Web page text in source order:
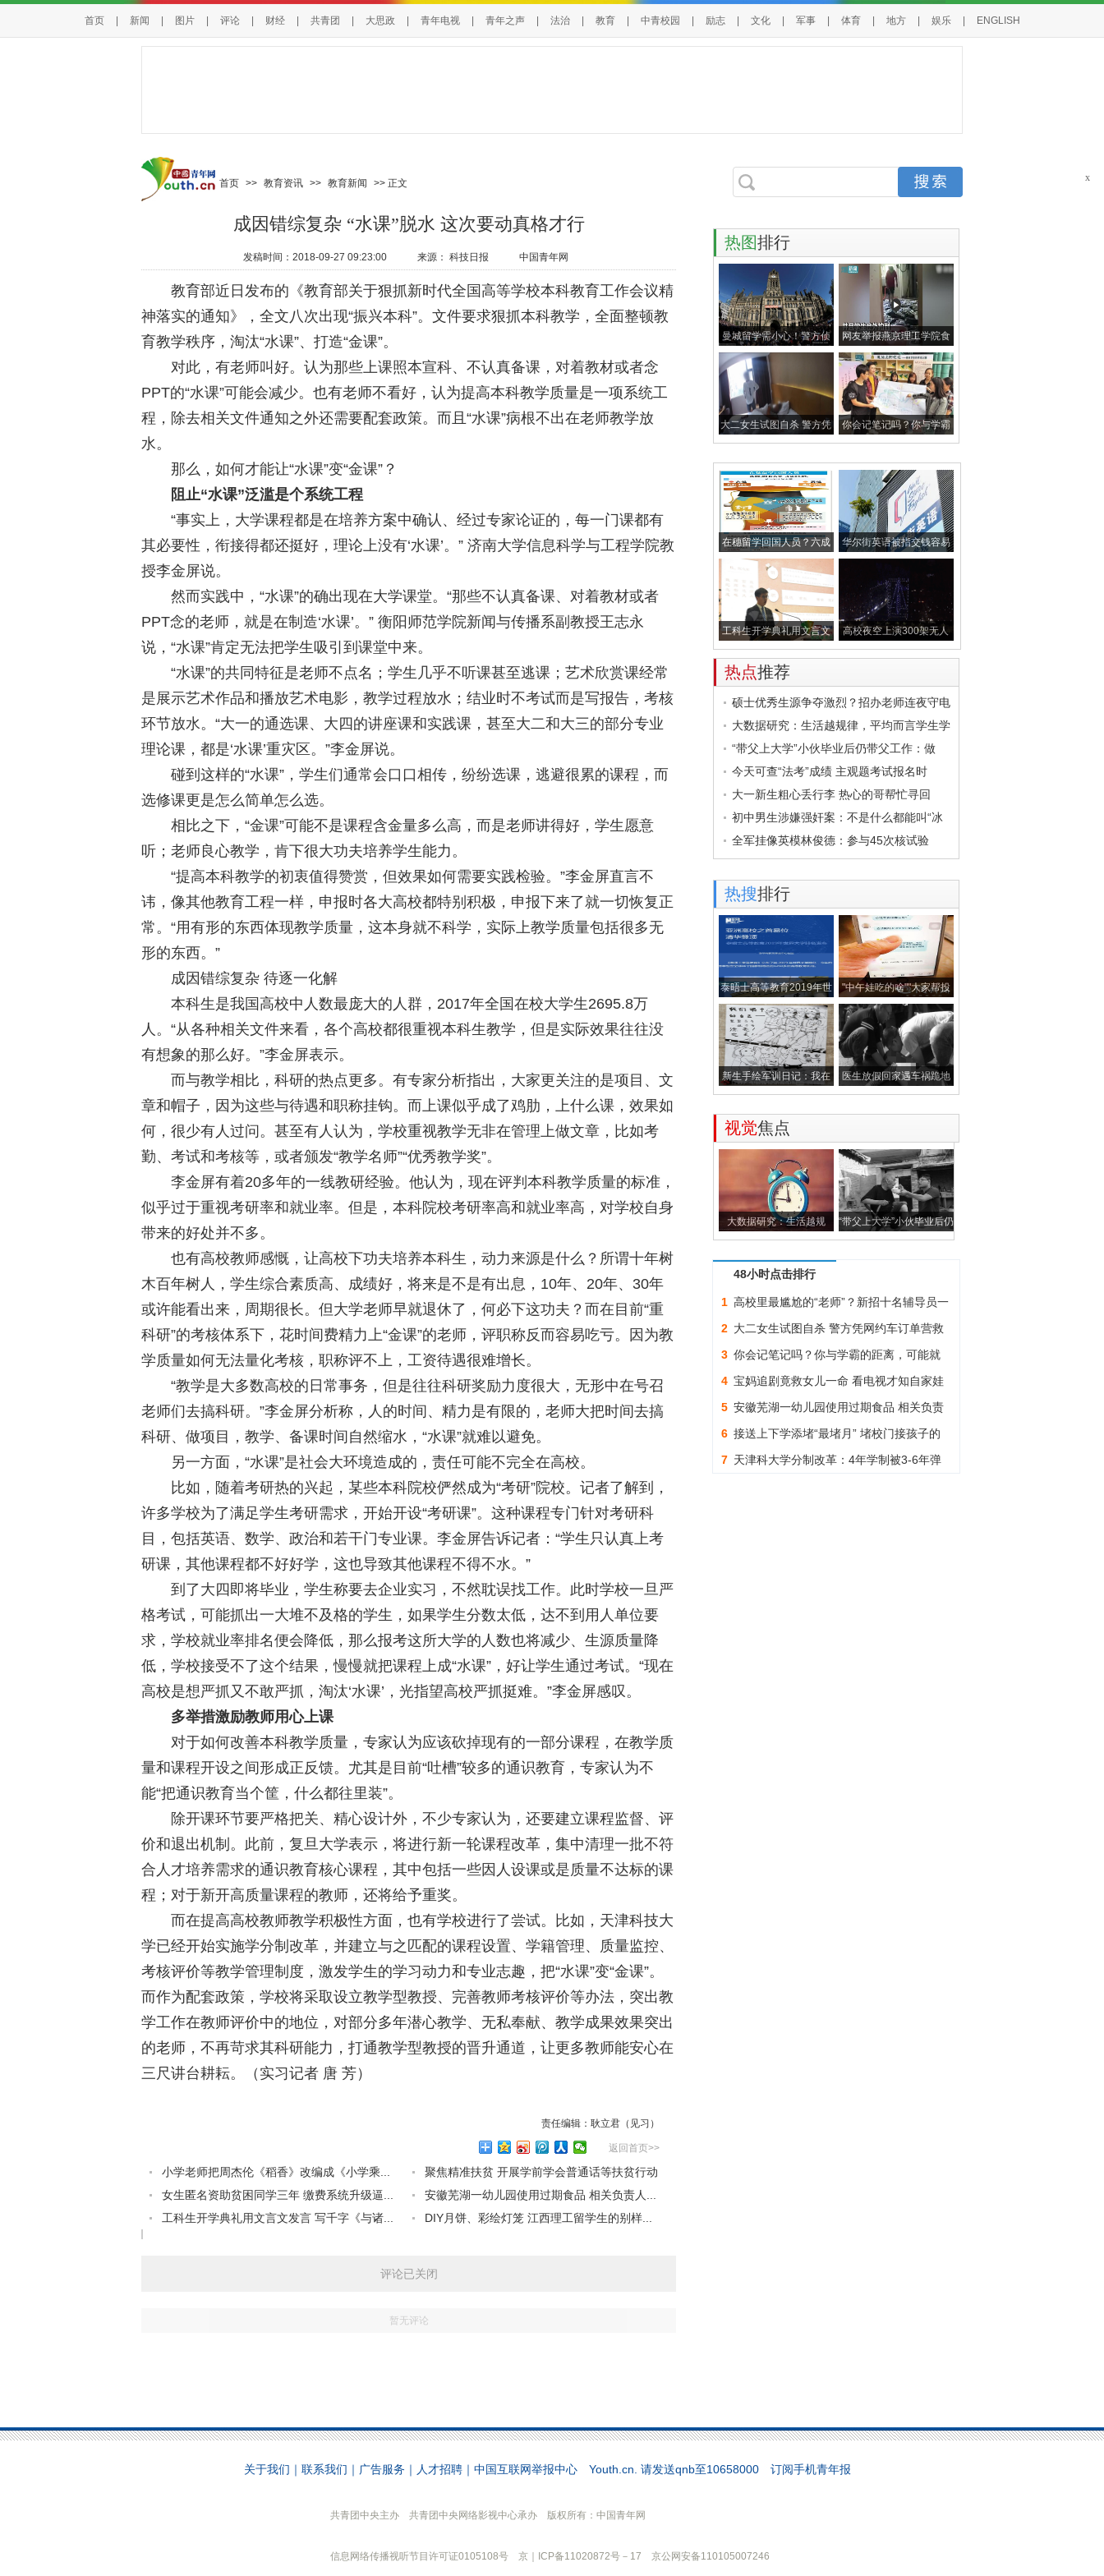
首页 新闻 图片 评论 财经 共青团 大思政 青年电视 青年之声 法治 教育 中青校园 励志 文化 军事 体育 地方 娱乐 ENGLISH
首页 >> 教育资讯 >> 教育新闻 >> 正文
成因错综复杂 “水课”脱水 这次要动真格才行
发稿时间： 2018-09-27 09:23:00 来源： 科技日报 中国青年网
教育部近日发布的《教育部关于狠抓新时代全国高等学校本科教育工作会议精
神落实的通知》，全文八次出现“振兴本科”。文件要求狠抓本科教学，全面整顿教
育教学秩序，淘汰“水课”、打造“金课”。
对此，有老师叫好。认为那些上课照本宣科、不认真备课，对着教材或者念
PPT的“水课”可能会减少。也有老师不看好，认为提高本科教学质量是一项系统工
程，除去相关文件通知之外还需要配套政策。而且“水课”病根不出在老师教学放
水。
那么，如何才能让“水课”变“金课”？
阻止“水课”泛滥是个系统工程
“事实上，大学课程都是在培养方案中确认、经过专家论证的，每一门课都有
其必要性，衔接得都还挺好，理论上没有‘水课’。” 济南大学信息科学与工程学院教
授李金屏说。
然而实践中，“水课”的确出现在大学课堂。“那些不认真备课、对着教材或者
PPT念的老师，就是在制造‘水课’。” 衡阳师范学院新闻与传播系副教授王志永
说，“水课”肯定无法把学生吸引到课堂中来。
“水课”的共同特征是老师不点名；学生几乎不听课甚至逃课；艺术欣赏课经常
是展示艺术作品和播放艺术电影，教学过程放水；结业时不考试而是写报告，考核
环节放水。“大一的通选课、大四的讲座课和实践课，甚至大二和大三的部分专业
理论课，都是‘水课’重灾区。”李金屏说。
碰到这样的“水课”，学生们通常会口口相传，纷纷选课，逃避很累的课程，而
选修课更是怎么简单怎么选。
相比之下，“金课”可能不是课程含金量多么高，而是老师讲得好，学生愿意
听；老师良心教学，肯下很大功夫培养学生能力。
“提高本科教学的初衷值得赞赏，但效果如何需要实践检验。”李金屏直言不
讳，像其他教育工程一样，申报时各大高校都特别积极，申报下来了就一切恢复正
常。“用有形的东西体现教学质量，这本身就不科学，实际上教学质量包括很多无
形的东西。”
成因错综复杂 待逐一化解
本科生是我国高校中人数最庞大的人群，2017年全国在校大学生2695.8万
人。“从各种相关文件来看，各个高校都很重视本科生教学，但是实际效果往往没
有想象的那么好。”李金屏表示。
而与教学相比，科研的热点更多。有专家分析指出，大家更关注的是项目、文
章和帽子，因为这些与待遇和职称挂钩。而上课似乎成了鸡肋，上什么课，效果如
何，很少有人过问。甚至有人认为，学校重视教学无非在管理上做文章，比如考
勤、考试和考核等，或者颁发“教学名师”“优秀教学奖”。
李金屏有着20多年的一线教研经验。他认为，现在评判本科教学质量的标准，
似乎过于重视考研率和就业率。但是，本科院校考研率高和就业率高，对学校自身
带来的好处并不多。
也有高校教师感慨，让高校下功夫培养本科生，动力来源是什么？所谓十年树
木百年树人，学生综合素质高、成绩好，将来是不是有出息，10年、20年、30年
或许能看出来，周期很长。但大学老师早就退休了，何必下这功夫？而在目前“重
科研”的考核体系下，花时间费精力上“金课”的老师，评职称反而容易吃亏。因为教
学质量如何无法量化考核，职称评不上，工资待遇很难增长。
“教学是大多数高校的日常事务，但是往往科研奖励力度很大，无形中在号召
老师们去搞科研。”李金屏分析称，人的时间、精力是有限的，老师大把时间去搞
科研、做项目，教学、备课时间自然缩水，“水课”就难以避免。
另一方面，“水课”是社会大环境造成的，责任可能不完全在高校。
比如，随着考研热的兴起，某些本科院校俨然成为“考研”院校。记者了解到，
许多学校为了满足学生考研需求，开始开设“考研课”。这种课程专门针对考研科
目，包括英语、数学、政治和若干门专业课。李金屏告诉记者：“学生只认真上考
研课，其他课程都不好好学，这也导致其他课程不得不水。”
到了大四即将毕业，学生称要去企业实习，不然耽误找工作。此时学校一旦严
格考试，可能抓出一大堆不及格的学生，如果学生分数太低，达不到用人单位要
求，学校就业率排名便会降低，那么报考这所大学的人数也将减少、生源质量降
低，学校接受不了这个结果，慢慢就把课程上成“水课”，好让学生通过考试。“现在
高校是想严抓又不敢严抓，淘汰‘水课’，光指望高校严抓挺难。”李金屏感叹。
多举措激励教师用心上课
对于如何改善本科教学质量，专家认为应该砍掉现有的一部分课程，在教学质
量和课程开设之间形成正反馈。尤其是目前“吐槽”较多的通识教育，专家认为不
能“把通识教育当个筐，什么都往里装”。
除开课环节要严格把关、精心设计外，不少专家认为，还要建立课程监督、评
价和退出机制。此前，复旦大学表示，将进行新一轮课程改革，集中清理一批不符
合人才培养需求的通识教育核心课程，其中包括一些因人设课或是质量不达标的课
程；对于新开高质量课程的教师，还将给予重奖。
而在提高高校教师教学积极性方面，也有学校进行了尝试。比如，天津科技大
学已经开始实施学分制改革，并建立与之匹配的课程设置、学籍管理、质量监控、
考核评价等教学管理制度，激发学生的学习动力和专业志趣，把“水课”变“金课”。
而作为配套政策，学校将采取设立教学型教授、完善教师考核评价等办法，突出教
学工作在教师评价中的地位，对部分多年潜心教学、无私奉献、教学成果效果突出
的老师，不再苛求其科研能力，打通教学型教授的晋升通道，让更多教师能安心在
三尺讲台耕耘。（实习记者 唐 芳）
责任编辑：耿立君（见习）
返回首页>>
小学老师把周杰伦《稻香》改编成《小学乘...
聚焦精准扶贫 开展学前学会普通话等扶贫行动
女生匿名资助贫困同学三年 缴费系统升级逼...
安徽芜湖一幼儿园使用过期食品 相关负责人...
工科生开学典礼用文言文发言 写千字《与诸...
DIY月饼、彩绘灯笼 江西理工留学生的别样...
评论已关闭
暂无评论
热图排行
曼城留学需小心！警方侦
破非法团伙
网友举报燕京理工学院食
堂用脚清理
大二女生试图自杀 警方凭
网约车订
你会记笔记吗？你与学霸
的距离，可
在穗留学回国人员？六成
月薪低于八
华尔街英语被指交钱容易
退款难 甚
工科生开学典礼用文言文
发言 写千
高校夜空上演300架无人
机灯光秀 刷
热点推荐
硕士优秀生源争夺激烈？招办老师连夜守电
大数据研究：生活越规律，平均而言学生学
“带父上大学”小伙毕业后仍带父工作：做
今天可查“法考”成绩 主观题考试报名时
大一新生粗心丢行李 热心的哥帮忙寻回
初中男生涉嫌强奸案：不是什么都能叫“冰
全军挂像英模林俊德：参与45次核试验
热搜排行
泰晤士高等教育2019年世
界大学排名
"中午娃吃的啥""大家帮投
票"……家
新生手绘军训日记：我在
教官眼中可
医生放假回家遇车祸跪地
救人 遗憾
视觉焦点
大数据研究：生活越规
律，平均而言
“带父上大学”小伙毕业后仍
带父工
48小时点击排行
1 高校里最尴尬的“老师”？新招十名辅导员一
2 大二女生试图自杀 警方凭网约车订单营救
成
3 你会记笔记吗？你与学霸的距离，可能就
差本
4 宝妈追剧竟救女儿一命 看电视才知自家娃
是
5 安徽芜湖一幼儿园使用过期食品 相关负责
人
6 接送上下学添堵“最堵月” 堵校门接孩子的
7 天津科大学分制改革：4年学制被3-6年弹
关于我们 ｜ 联系我们 ｜ 广告服务 ｜ 人才招聘 ｜ 中国互联网举报中心 Youth.cn. 请发送qnb至10658000 订阅手机青年报
共青团中央主办 共青团中央网络影视中心承办 版权所有：中国青年网
信息网络传播视听节目许可证0105108号 京｜ICP备11020872号－17 京公网安备110105007246
x